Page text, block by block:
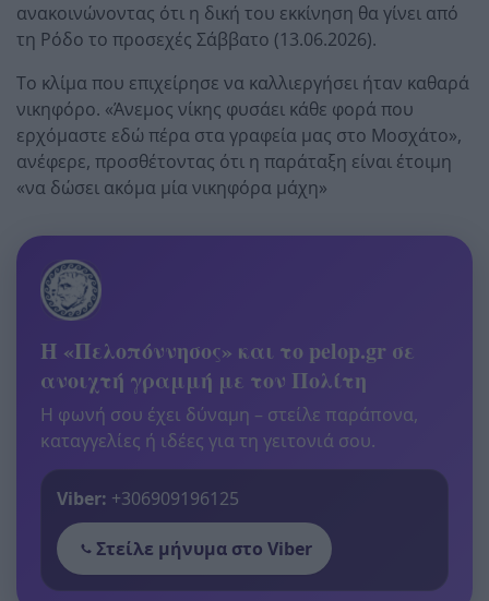
ανακοινώνοντας ότι η δική του εκκίνηση θα γίνει από
τη Ρόδο το προσεχές Σάββατο (13.06.2026).
Το κλίμα που επιχείρησε να καλλιεργήσει ήταν καθαρά
νικηφόρο. «Άνεμος νίκης φυσάει κάθε φορά που
ερχόμαστε εδώ πέρα στα γραφεία μας στο Μοσχάτο»,
ανέφερε, προσθέτοντας ότι η παράταξη είναι έτοιμη
«να δώσει ακόμα μία νικηφόρα μάχη»
Η «Πελοπόννησος» και το pelop.gr σε
ανοιχτή γραμμή με τον Πολίτη
Η φωνή σου έχει δύναμη – στείλε παράπονα,
καταγγελίες ή ιδέες για τη γειτονιά σου.
Viber: +306909196125
Στείλε μήνυμα στο Viber